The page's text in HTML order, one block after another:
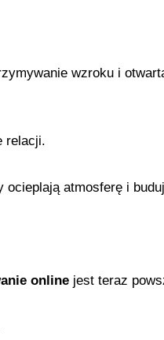
wzroku i
relacji.
atmosferę i
online jest teraz